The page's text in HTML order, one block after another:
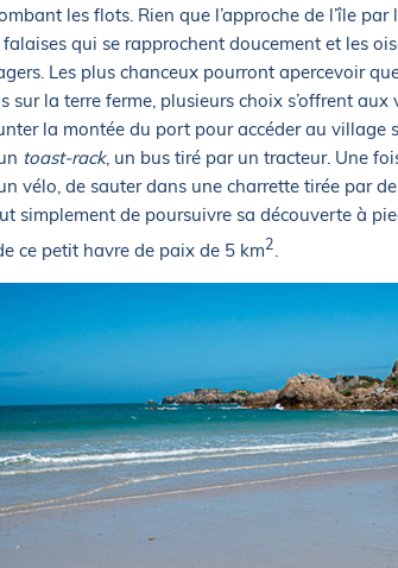
les flots. Rien que l’approche de l’île
qui se rapprochent doucement et les
Les plus chanceux pourront apercevoir
sur la terre ferme, plusieurs choix s’offrent
la montée du port pour accéder au village
toast-rack, un bus tiré par un tracteur. Une
vélo, de sauter dans une charrette tirée par
simplement de poursuivre sa découverte à
ce petit havre de paix de 5 km2.